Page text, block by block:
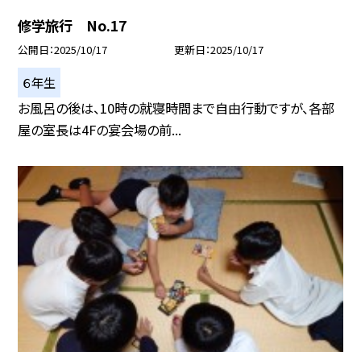
修学旅行 No.17
公開日 2025/10/17 更新日 2025/10/17
６年生
お風呂の後は、10時の就寝時間まで自由行動ですが、各部
屋の室長は4Fの宴会場の前...